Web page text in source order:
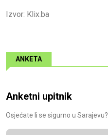
Izvor: Klix.ba
ANKETA
Anketni upitnik
Osjećate li se sigurno u Sarajevu?